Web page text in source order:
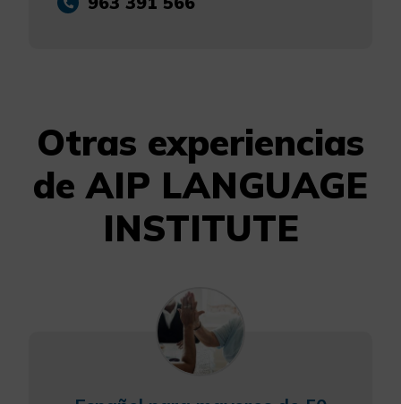
Otras experiencias
de AIP LANGUAGE
INSTITUTE